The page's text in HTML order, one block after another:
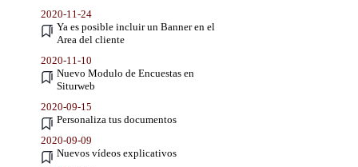
2020-11-24
Ya es posible incluir un Banner en el
Area del cliente
2020-11-10
Nuevo Modulo de Encuestas en
Siturweb
2020-09-15
Personaliza tus documentos
2020-09-09
Nuevos vídeos explicativos